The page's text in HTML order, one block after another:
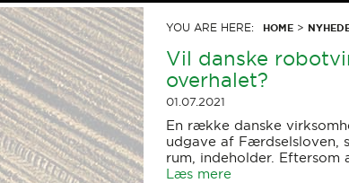
YOU ARE HERE: HOME >
Vil danske
overhalet?
01.07.2021
En række danske
udgave af Færdselsloven,
rum, indeholder.
Læs mere